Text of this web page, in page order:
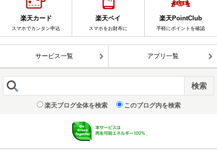
楽天カード
スマホでカンタン申込
楽天ペイ
スマホをお財布に
楽天PointClub
手軽にポイントを確認
サービス一覧 アプリ一覧
楽天ブログ全体を検索 このブログ内を検索